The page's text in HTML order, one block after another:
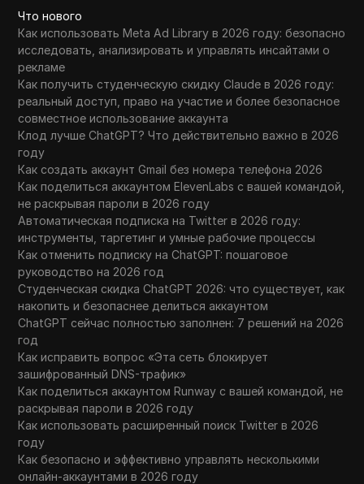
Что нового
Как использовать Meta Ad Library в 2026 году: безопасно
исследовать, анализировать и управлять инсайтами о
рекламе
Как получить студенческую скидку Claude в 2026 году:
реальный доступ, право на участие и более безопасное
совместное использование аккаунта
Клод лучше ChatGPT? Что действительно важно в 2026
году
Как создать аккаунт Gmail без номера телефона 2026
Как поделиться аккаунтом ElevenLabs с вашей командой,
не раскрывая пароли в 2026 году
Автоматическая подписка на Twitter в 2026 году:
инструменты, таргетинг и умные рабочие процессы
Как отменить подписку на ChatGPT: пошаговое
руководство на 2026 год
Студенческая скидка ChatGPT 2026: что существует, как
накопить и безопаснее делиться аккаунтом
ChatGPT сейчас полностью заполнен: 7 решений на 2026
год
Как исправить вопрос «Эта сеть блокирует
зашифрованный DNS-трафик»
Как поделиться аккаунтом Runway с вашей командой, не
раскрывая пароли в 2026 году
Как использовать расширенный поиск Twitter в 2026
году
Как безопасно и эффективно управлять несколькими
онлайн-аккаунтами в 2026 году